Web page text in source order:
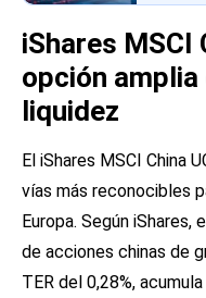
iShares MSCI
opción
liquidez
El iShares MSCI China
vías más reconocibles
Europa. Según
de acciones chinas de
TER del 0,28%,